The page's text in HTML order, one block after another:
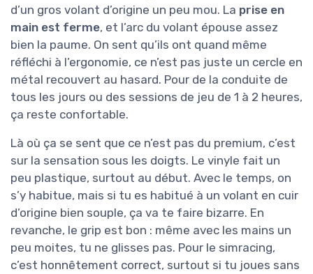
d’un gros volant d’origine un peu mou. La prise en
main est ferme, et l’arc du volant épouse assez
bien la paume. On sent qu’ils ont quand même
réfléchi à l’ergonomie, ce n’est pas juste un cercle en
métal recouvert au hasard. Pour de la conduite de
tous les jours ou des sessions de jeu de 1 à 2 heures,
ça reste confortable.
Là où ça se sent que ce n’est pas du premium, c’est
sur la sensation sous les doigts. Le vinyle fait un
peu plastique, surtout au début. Avec le temps, on
s’y habitue, mais si tu es habitué à un volant en cuir
d’origine bien souple, ça va te faire bizarre. En
revanche, le grip est bon : même avec les mains un
peu moites, tu ne glisses pas. Pour le simracing,
c’est honnêtement correct, surtout si tu joues sans